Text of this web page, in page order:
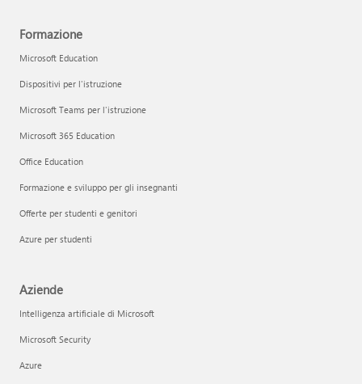
Formazione
Microsoft Education
Dispositivi per l'istruzione
Microsoft Teams per l'istruzione
Microsoft 365 Education
Office Education
Formazione e sviluppo per gli insegnanti
Offerte per studenti e genitori
Azure per studenti
Aziende
Intelligenza artificiale di Microsoft
Microsoft Security
Azure